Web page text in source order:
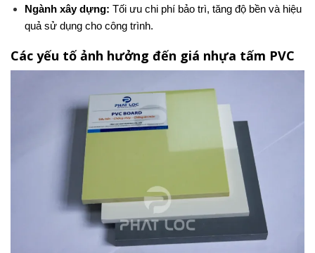
Ngành xây dựng: Tối ưu chi phí bảo trì, tăng độ bền và hiệu
quả sử dụng cho công trình.
Các yếu tố ảnh hưởng đến giá nhựa tấm PVC